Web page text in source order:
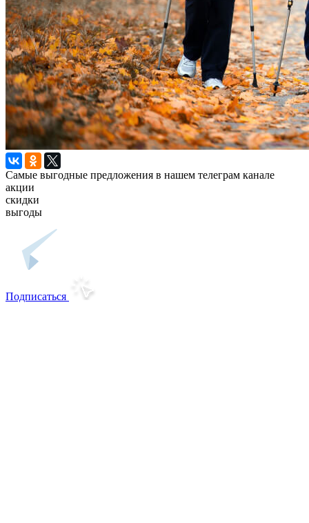
Самые выгодные предложения в нашем телеграм канале
акции
скидки
выгоды
Подписаться